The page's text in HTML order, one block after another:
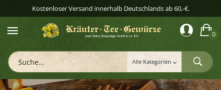
Kostenloser Versand innerhalb Deutschlands ab 60,-€.
0